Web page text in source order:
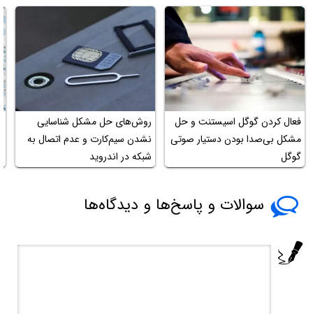
فعال کردن گوگل اسیستنت و حل
مشکل بی‌صدا بودن دستیار صوتی
گوگل
روش‌های حل مشکل شناسایی
نشدن سیم‌کارت و عدم اتصال به
شبکه در اندروید
سوالات و پاسخ‌ها و دیدگاه‌ها